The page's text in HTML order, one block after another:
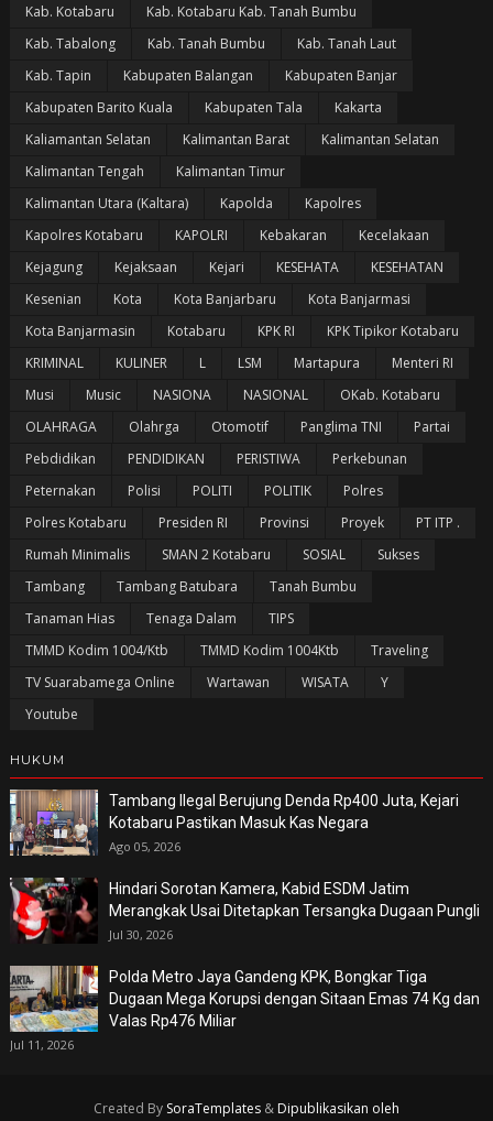
Kab. Kotabaru
Kab. Kotabaru Kab. Tanah Bumbu
Kab. Tabalong
Kab. Tanah Bumbu
Kab. Tanah Laut
Kab. Tapin
Kabupaten Balangan
Kabupaten Banjar
Kabupaten Barito Kuala
Kabupaten Tala
Kakarta
Kaliamantan Selatan
Kalimantan Barat
Kalimantan Selatan
Kalimantan Tengah
Kalimantan Timur
Kalimantan Utara (Kaltara)
Kapolda
Kapolres
Kapolres Kotabaru
KAPOLRI Kebakaran
Kecelakaan
Kejagung
Kejaksaan Kejari KESEHATA
KESEHATAN
Kesenian
Kota Kota Banjarbaru
Kota Banjarmasi
Kota Banjarmasin
Kotabaru KPK RI
KPK Tipikor Kotabaru
KRIMINAL
KULINER L LSM Martapura
Menteri RI
Musi
Music NASIONA NASIONAL
OKab. Kotabaru
OLAHRAGA
Olahrga Otomotif Panglima TNI
Partai
Pebdidikan
PENDIDIKAN PERISTIWA
Perkebunan
Peternakan
Polisi POLITI POLITIK
Polres
Polres Kotabaru
Presiden RI Provinsi Proyek
PT ITP .
Rumah Minimalis
SMAN 2 Kotabaru SOSIAL
Sukses
Tambang
Tambang Batubara
Tanah Bumbu
Tanaman Hias
Tenaga Dalam
TIPS
TMMD Kodim 1004/Ktb
TMMD Kodim 1004Ktb
Traveling
TV Suarabamega Online
Wartawan WISATA
Y
Youtube
HUKUM
Tambang Ilegal Berujung Denda Rp400 Juta, Kejari
Kotabaru Pastikan Masuk Kas Negara
Ago 05, 2026
Hindari Sorotan Kamera, Kabid ESDM Jatim
Merangkak Usai Ditetapkan Tersangka Dugaan Pungli
Jul 30, 2026
Polda Metro Jaya Gandeng KPK, Bongkar Tiga
Dugaan Mega Korupsi dengan Sitaan Emas 74 Kg dan
Valas Rp476 Miliar
Jul 11, 2026
Created By SoraTemplates& Dipublikasikan oleh